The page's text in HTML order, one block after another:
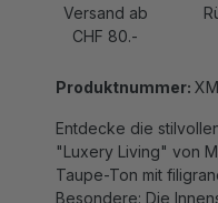
CHF 80.-
"Luxery Living" von
Taupe-Ton mit
Besondere: Die
Goldton gehalten,